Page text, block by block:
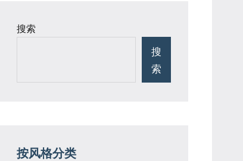
搜索
搜
索
按风格分类